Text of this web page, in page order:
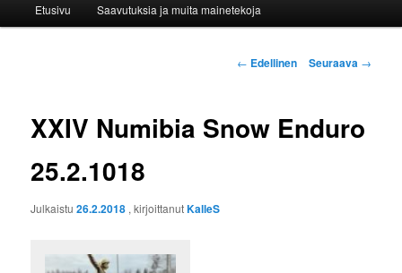
Etusivu Saavutuksia ja muita mainetekoja
Artikkelien
← Edellinen Seuraava →
XXIV Numibia Snow Enduro
25.2.1018
Julkaistu26.2.2018 , kirjoittanutKalleS